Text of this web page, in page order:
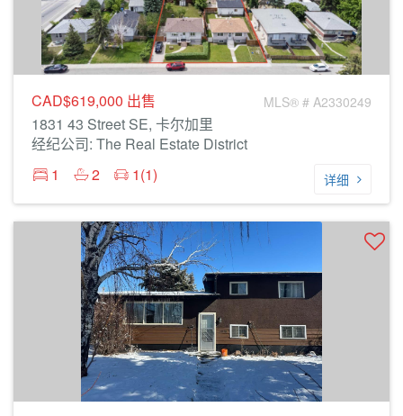
CAD$619,000 出售 MLS® # A2330249
1831 43 Street SE, 卡尔加里
经纪公司: The Real Estate District
1
2 1(1) 详细